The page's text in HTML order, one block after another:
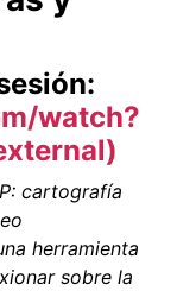
watch?
cartografía
herramienta
sobre la